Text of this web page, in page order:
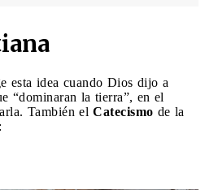
esta idea cuando Dios dijo a
“dominaran la tierra”, en el
También el Catecismo de la